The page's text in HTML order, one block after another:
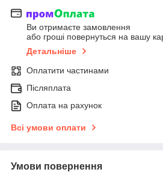
Ви отримаєте замовлення
або гроші повернуться на вашу
Детальніше
Оплатити частинами
Післяплата
Оплата на рахунок
Всі умови оплати
Умови повернення